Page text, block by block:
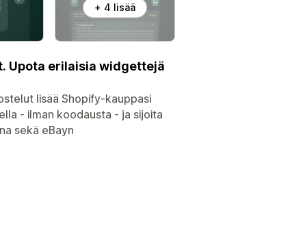
+ 4 lisää
Upota erilaisia widgettejä
lisää Shopify-kauppasi
- ilman koodausta - ja sijoita
sekä eBayn